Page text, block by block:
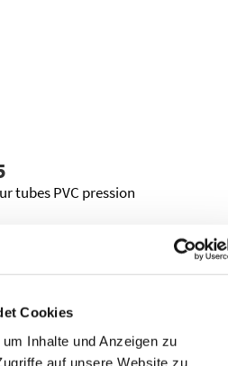
Cookies
Inhalte und Anzeigen zu
auf unsere Website zu
tubes PVC pression